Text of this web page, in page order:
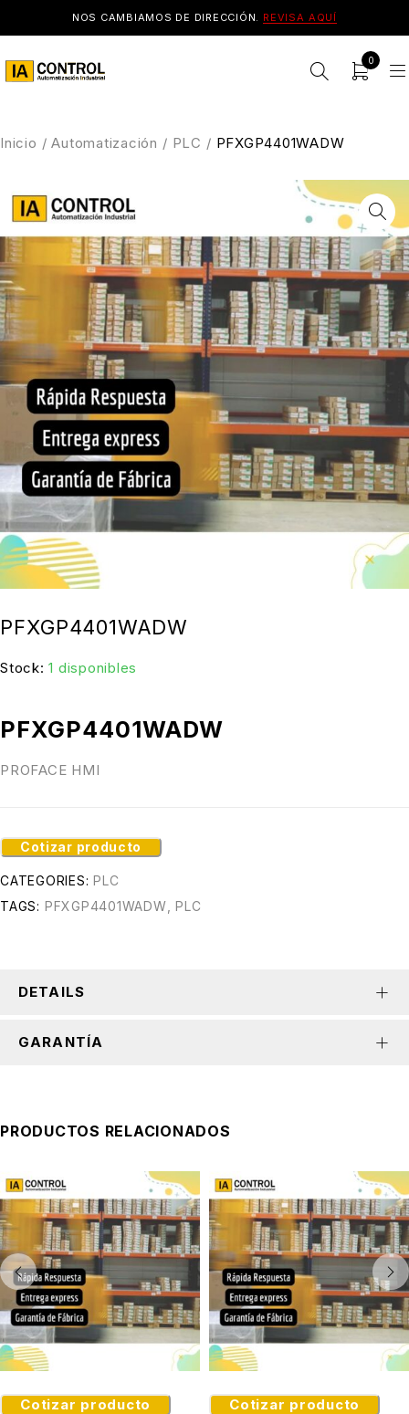
NOS CAMBIAMOS DE DIRECCIÓN. REVISA AQUÍ
0
Inicio / Automatización / PLC / PFXGP4401WADW
PFXGP4401WADW
Stock: 1 disponibles
PFXGP4401WADW
PROFACE HMI
Cotizar producto
CATEGORIES: PLC
TAGS: PFXGP4401WADW PLC
DETAILS
GARANTÍA
PRODUCTOS RELACIONADOS
Cotizar producto Cotizar producto